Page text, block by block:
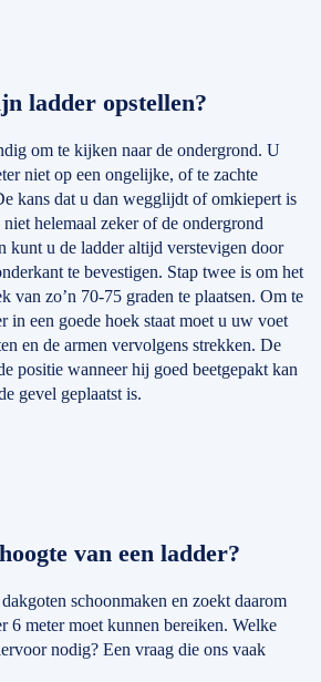
ladder opstellen?
om te kijken naar de ondergrond. U
niet op een ongelijke, of te zachte
kans dat u dan wegglijdt of omkiepert is
helemaal zeker of de ondergrond
kunt u de ladder altijd verstevigen door
te bevestigen. Stap twee is om het
van zo’n 70-75 graden te plaatsen. Om te
in een goede hoek staat moet u uw voet
en de armen vervolgens strekken. De
positie wanneer hij goed beetgepakt kan
gevel geplaatst is.
van een ladder?
schoonmaken en zoekt daarom
6 meter moet kunnen bereiken. Welke
nodig? Een vraag die ons vaak